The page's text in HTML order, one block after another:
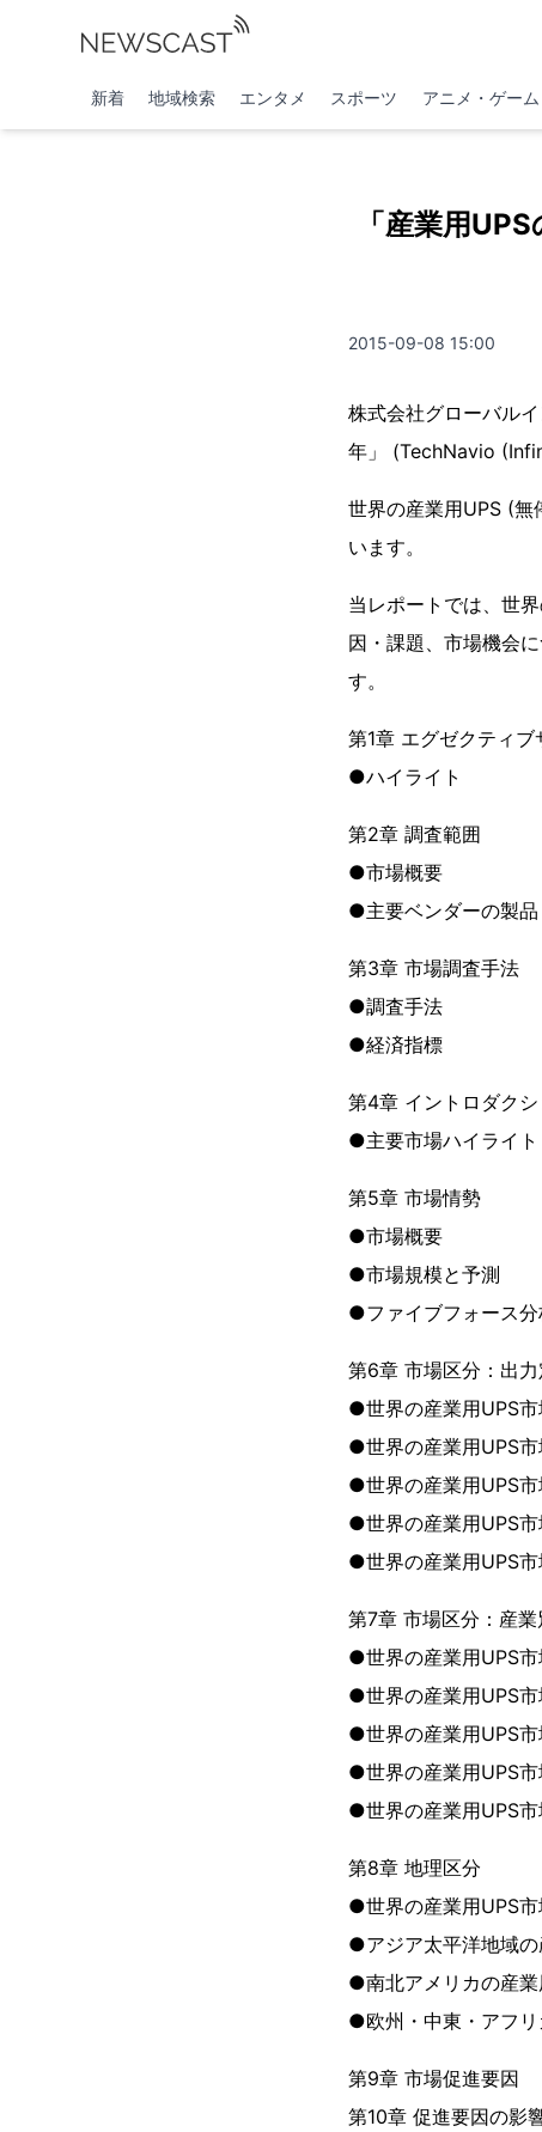
新着 地域検索 エンタメ スポーツ アニメ・ゲーム
「産業用
2015-09-08 15:00
株式会社グローバル
年」 (TechNavio
世界の産業用UPS (無
います。
当レポートでは、世
因・課題、市場機会
す。
第1章 エグゼクティブ
●ハイライト
第2章 調査範囲
●市場概要
●主要ベンダーの製品
第3章 市場調査手法
●調査手法
●経済指標
第4章 イントロダクシ
●主要市場ハイライト
第5章 市場情勢
●市場概要
●市場規模と予測
●ファイブフォース分
第6章 市場区分：出
●世界の産業用UPS
●世界の産業用UPS
●世界の産業用UPS
●世界の産業用UPS
●世界の産業用UPS
第7章 市場区分：産業
●世界の産業用UPS市
●世界の産業用UPS
●世界の産業用UPS
●世界の産業用UPS
●世界の産業用UPS
第8章 地理区分
●世界の産業用UPS市
●アジア太平洋地域
●南北アメリカの産業
●欧州・中東・アフ
第9章 市場促進要因
第10章 促進要因の影